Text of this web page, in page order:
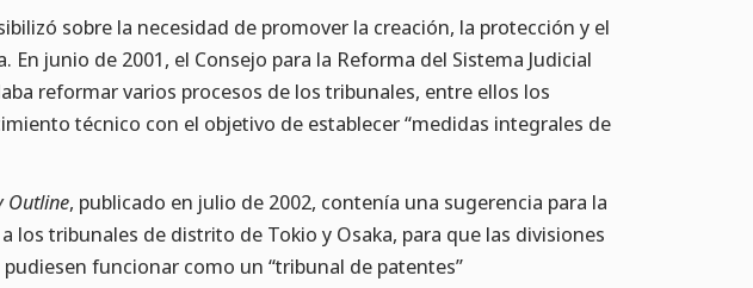
sobre la necesidad de promover la creación, la protección y el
En junio de 2001, el Consejo para la Reforma del Sistema Judicial
reformar varios procesos de los tribunales, entre ellos los
técnico con el objetivo de establecer “medidas integrales de
Outline, publicado en julio de 2002, contenía una sugerencia para la
los tribunales de distrito de Tokio y Osaka, para que las divisiones
funcionar como un “tribunal de patentes”